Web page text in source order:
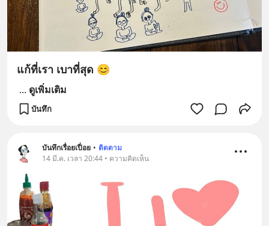
แก้ที่เรา เบาที่สุด 😊
... ดูเพิ่มเติม
บันทึก
บันทึกเรื่อยเปื่อย • ติดตาม
14 มี.ค. เวลา 20:44 • ความคิดเห็น